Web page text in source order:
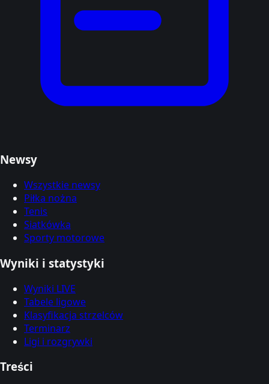
Newsy
Wszystkie newsy
Piłka nożna
Tenis
Siatkówka
Sporty motorowe
Wyniki i statystyki
Wyniki LIVE
Tabele ligowe
Klasyfikacja strzelców
Terminarz
Ligi i rozgrywki
Treści